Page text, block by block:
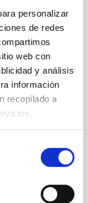
personalizar
de redes
web con
y análisis
información
recopilado a
these
However,
metallicity